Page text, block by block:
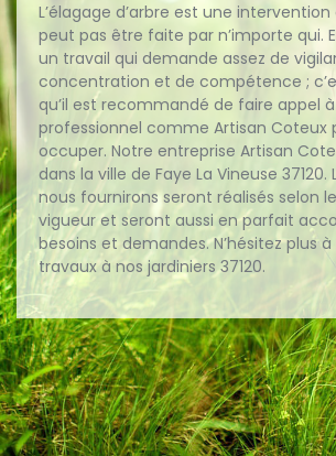
L’élagage d’arbre est une
peut pas être faite par n’importe qui.
un travail qui demande assez de
concentration et de compétence ;
qu’il est recommandé de faire appel
professionnel comme Artisan Coteux
occuper. Notre entreprise Artisan
dans la ville de Faye La Vineuse
nous fournirons seront réalisés selon
vigueur et seront aussi en parfait
besoins et demandes. N’hésitez plus
travaux à nos jardiniers 37120.